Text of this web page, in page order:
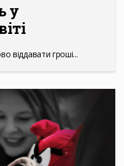
у
віддавати гроші...